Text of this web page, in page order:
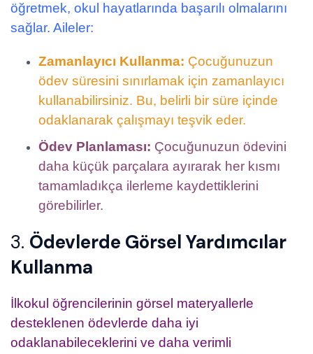
öğretmek, okul hayatlarında başarılı olmalarını
sağlar. Aileler:
Zamanlayıcı Kullanma: Çocuğunuzun
ödev süresini sınırlamak için zamanlayıcı
kullanabilirsiniz. Bu, belirli bir süre içinde
odaklanarak çalışmayı teşvik eder.
Ödev Planlaması: Çocuğunuzun ödevini
daha küçük parçalara ayırarak her kısmı
tamamladıkça ilerleme kaydettiklerini
görebilirler.
3. Ödevlerde Görsel Yardımcılar
Kullanma
İlkokul öğrencilerinin görsel materyallerle
desteklenen ödevlerde daha iyi
odaklanabileceklerini ve daha verimli